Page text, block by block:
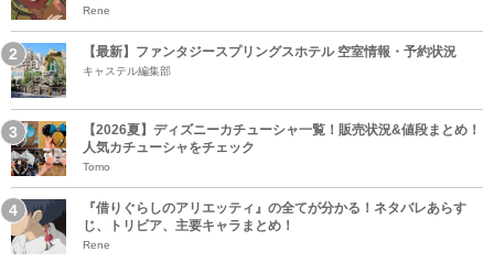
Rene
【最新】ファンタジースプリングスホテル 空室情報・予約状況
キャステル編集部
【2026夏】ディズニーカチューシャ一覧！販売状況&値段まとめ！
人気カチューシャをチェック
Tomo
『借りぐらしのアリエッティ』の全てが分かる！ネタバレあらす
じ、トリビア、主要キャラまとめ！
Rene